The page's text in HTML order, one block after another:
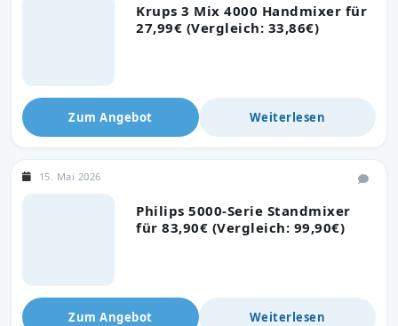
Krups 3 Mix 4000 Handmixer für
27,99€ (Vergleich: 33,86€)
Zum Angebot Weiterlesen
Philips 5000-Serie Standmixer
für 83,90€ (Vergleich: 99,90€)
15. Mai 2026
Zum Angebot Weiterlesen